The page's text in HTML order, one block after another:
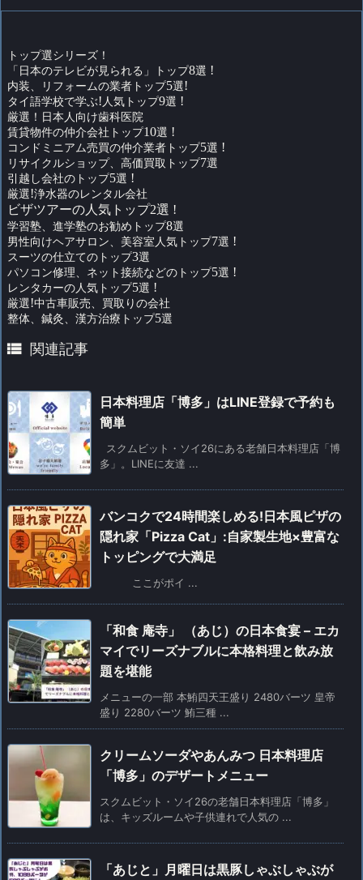
トップ選シリーズ！
「日本のテレビが見られる」トップ8選 !
内装、リフォームの業者トップ5選!
タイ語学校で学ぶ! 人気トップ9選 !
厳選！日本人向け歯科医院
賃貸物件の仲介会社トップ10選 !
コンドミニアム売買の仲介業者トップ5選 !
リサイクルショップ、高価買取トップ7選
引越し会社のトップ5選 !
厳選!浄水器のレンタル会社
ビザツアーの人気トップ2選 !
学習塾、進学塾のお勧めトップ8選
男性向けヘアサロン、美容室人気トップ7選 !
スーツの仕立てのトップ3選
パソコン修理、ネット接続などのトップ5選 !
レンタカーの人気トップ5選 !
厳選!中古車販売、買取りの会社
整体、鍼灸、漢方治療トップ5選
 関連記事
日本料理店「博多」はLINE登録で予約も
簡単
スクムビット・ソイ26にある老舗日本料理店「博
多」。LINEに友達 ...
バンコクで24時間楽しめる!日本風ピザの
隠れ家「Pizza Cat」:自家製生地×豊富な
トッピングで大満足
ここがポイ ...
「和食 庵寺」 （あじ）の日本食宴 – エカ
マイでリーズナブルに本格料理と飲み放
題を堪能
メニューの一部 本鮪四天王盛り 2480バーツ 皇帝
盛り 2280バーツ 鮪三種 ...
クリームソーダやあんみつ 日本料理店
「博多」のデザートメニュー
スクムビット・ソイ26の老舗日本料理店「博多」
は、キッズルームや子供連れで人気の ...
「あじと」月曜日は黒豚しゃぶしゃぶが